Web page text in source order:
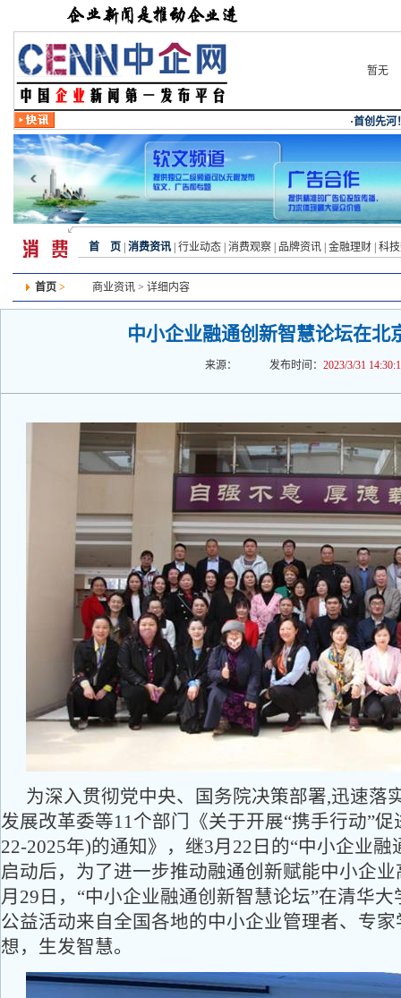
暂无
首 页 消费资讯 行业动态 消费观察 品牌资讯 金融理财 科
首页 > 商业资讯 > 详细内容
中小企业融通创新智慧论坛在北
来源： 发布时间： 2023/3/31
为深入贯彻党中央、国务院决策部署,迅速落
发展改革委等11个部门《关于开展“携手行动”
22-2025年)的通知》，继3月22日的“中小企业
启动后，为了进一步推动融通创新赋能中小企
月29日，“中小企业融通创新智慧论坛”在清华
公益活动来自全国各地的中小企业管理者、专
想，生发智慧。